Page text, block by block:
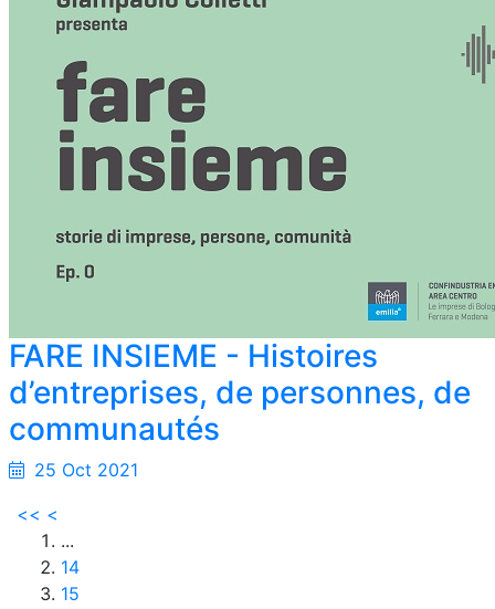
FARE INSIEME - Histoires
d’entreprises, de personnes, de
communautés
25 Oct 2021
<< <
...
14
15